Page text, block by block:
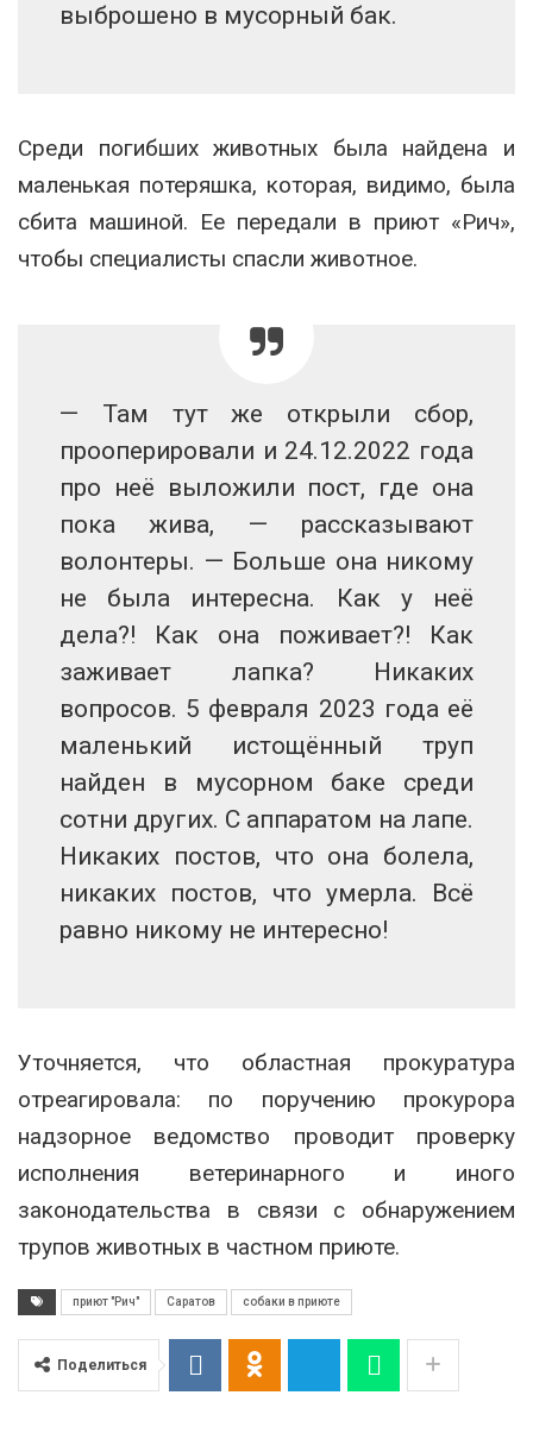
выброшено в мусорный бак.
Среди погибших животных была найдена и
маленькая потеряшка, которая, видимо, была
сбита машиной. Ее передали в приют «Рич»,
чтобы специалисты спасли животное.
— Там тут же открыли сбор,
прооперировали и 24.12.2022 года
про неё выложили пост, где она
пока жива, — рассказывают
волонтеры. — Больше она никому
не была интересна. Как у неё
дела?! Как она поживает?! Как
заживает лапка? Никаких
вопросов. 5 февраля 2023 года её
маленький истощённый труп
найден в мусорном баке среди
сотни других. С аппаратом на лапе.
Никаких постов, что она болела,
никаких постов, что умерла. Всё
равно никому не интересно!
Уточняется, что областная прокуратура
отреагировала: по поручению прокурора
надзорное ведомство проводит проверку
исполнения ветеринарного и иного
законодательства в связи с обнаружением
трупов животных в частном приюте.
приют "Рич" Саратов собаки в приюте
Поделиться